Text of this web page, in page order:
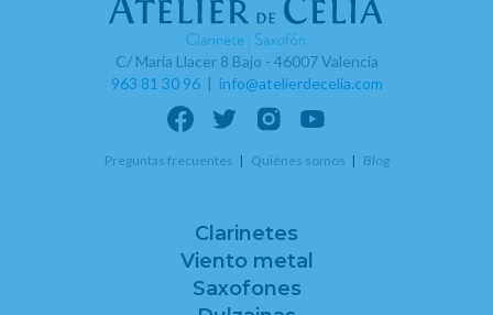
C/ Maria Llacer 8 Bajo - 46007 Valencia
963 81 30 96| info@atelierdecelia.com
Preguntas frecuentes Quiénes somos Blog
Clarinetes
Viento metal
Saxofones